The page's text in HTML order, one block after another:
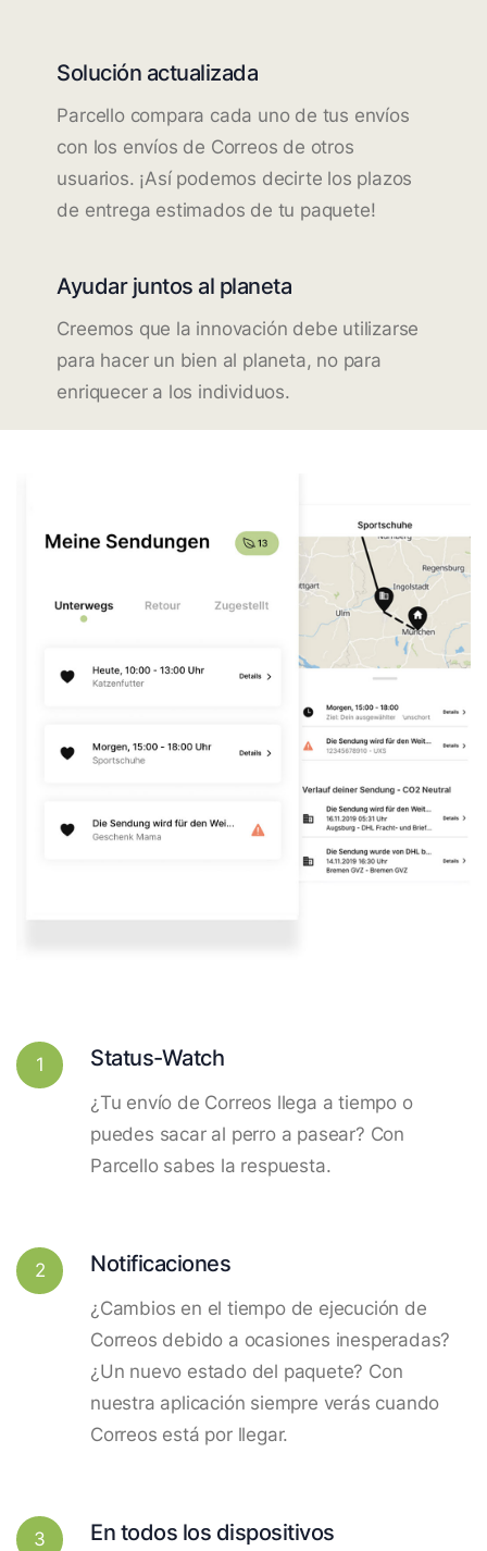
Solución actualizada
Parcello compara cada uno de tus envíos
con los envíos de Correos de otros
usuarios. ¡Así podemos decirte los plazos
de entrega estimados de tu paquete!
Ayudar juntos al planeta
Creemos que la innovación debe utilizarse
para hacer un bien al planeta, no para
enriquecer a los individuos.
1 Status-Watch
¿Tu envío de Correos llega a tiempo o
puedes sacar al perro a pasear? Con
Parcello sabes la respuesta.
2 Notificaciones
¿Cambios en el tiempo de ejecución de
Correos debido a ocasiones inesperadas?
¿Un nuevo estado del paquete? Con
nuestra aplicación siempre verás cuando
Correos está por llegar.
3 En todos los dispositivos